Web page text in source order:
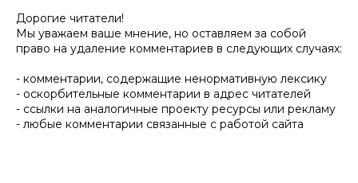
Дорогие читатели!
Мы уважаем ваше мнение, но оставляем за собой
право на удаление комментариев в следующих случаях:
- комментарии, содержащие ненормативную лексику
- оскорбительные комментарии в адрес читателей
- ссылки на аналогичные проекту ресурсы или рекламу
- любые комментарии связанные с работой сайта